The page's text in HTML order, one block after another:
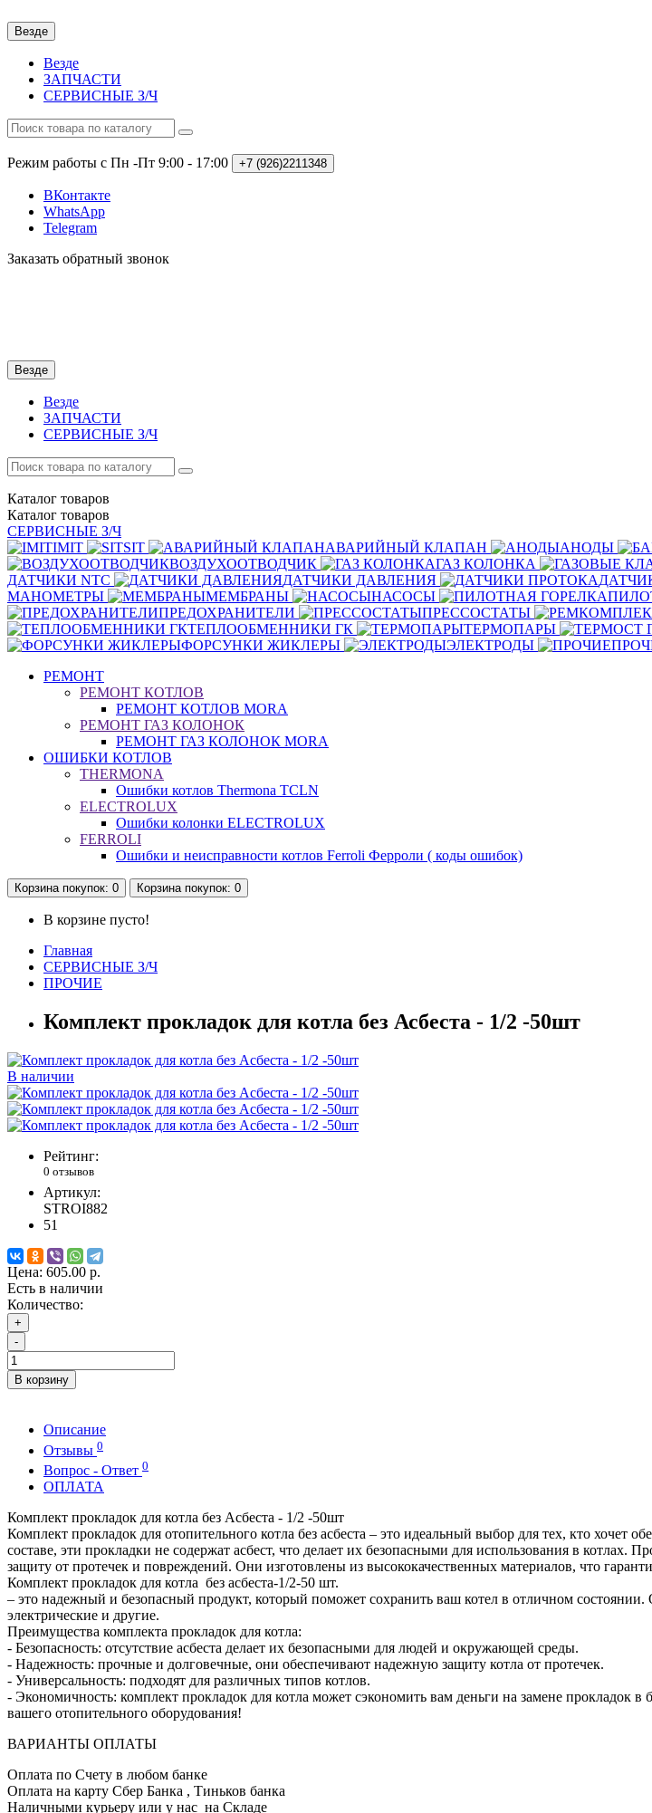
Везде
Везде
ЗАПЧАСТИ
СЕРВИСНЫЕ З/Ч
Режим работы с Пн -Пт 9:00 - 17:00 +7 (926)2211348
ВКонтакте
WhatsApp
Telegram
Заказать обратный звонок
Везде
Везде
ЗАПЧАСТИ
СЕРВИСНЫЕ З/Ч
Каталог товаров
Каталог товаров
СЕРВИСНЫЕ З/Ч
IMIT
SIT АВАРИЙНЫЙ КЛАПАН АНОДЫ
ВОЗДУХООТВОДЧИК
ГАЗ КОЛОНКА
ДАТЧИКИ NTC
ДАТЧИКИ ДАВЛЕНИЯ
МАНОМЕТРЫ
МЕМБРАНЫ НАСОСЫ
ПРЕДОХРАНИТЕЛИ
ПРЕССОСТАТЫ
ТЕПЛООБМЕННИКИ ГК
ТЕРМОПАРЫ
ФОРСУНКИ ЖИКЛЕРЫ
ЭЛЕКТРОДЫ
РЕМОНТ
РЕМОНТ КОТЛОВ
РЕМОНТ КОТЛОВ MORA
РЕМОНТ ГАЗ КОЛОНОК
РЕМОНТ ГАЗ КОЛОНОК MORA
ОШИБКИ КОТЛОВ
THERMONA
Ошибки котлов Thermona TCLN
ELECTROLUX
Ошибки колонки ELECTROLUX
FERROLI
Ошибки и неисправности котлов Ferroli Ферроли ( коды ошибок)
Корзинапокупок: 0 Корзинапокупок: 0
В корзине пусто!
Главная
СЕРВИСНЫЕ З/Ч
ПРОЧИЕ
Комплект прокладок для котла без Асбеста - 1/2 -50шт
В наличии
Рейтинг:
0 отзывов
Артикул:
STROI882
51
Цена: 605.00 р.
Есть в наличии
Количество:
+
-
В корзину
Описание
Отзывы 0
Вопрос - Ответ 0
ОПЛАТА
Комплект прокладок для котла без Асбеста - 1/2 -50шт
Комплект прокладок для отопительного котла без асбеста – это идеальный выбор для тех, кто хочет
составе, эти прокладки не содержат асбест, что делает их безопасными для использования в
защиту от протечек и повреждений. Они изготовлены из высококачественных материалов, что
Комплект прокладок для котла без асбеста-1/2-50 шт.
– это надежный и безопасный продукт, который поможет сохранить ваш котел в отличном
электрические и другие.
Преимущества комплекта прокладок для котла:
- Безопасность: отсутствие асбеста делает их безопасными для людей и окружающей среды.
- Надежность: прочные и долговечные, они обеспечивают надежную защиту котла от протечек.
- Универсальность: подходят для различных типов котлов.
- Экономичность: комплект прокладок для котла может сэкономить вам деньги на замене прокладок
вашего отопительного оборудования!
ВАРИАНТЫ ОПЛАТЫ
Оплата по Счету в любом банке
Оплата на карту Сбер Банка , Тиньков банка
Наличными курьеру или у нас на Складе